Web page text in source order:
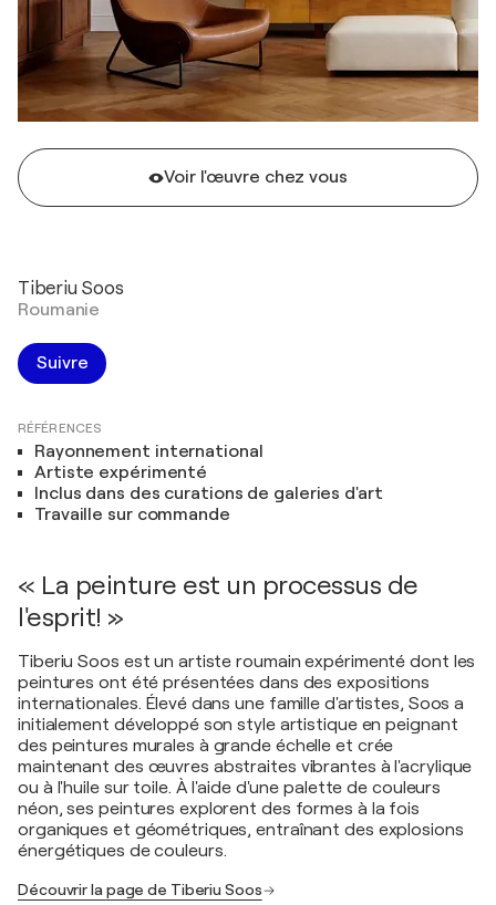
Voir l'œuvre chez vous
Tiberiu Soos
Roumanie
Suivre
RÉFÉRENCES
Rayonnement international
Artiste expérimenté
Inclus dans des curations de galeries d'art
Travaille sur commande
« La peinture est un processus de
l'esprit! »
Tiberiu Soos est un artiste roumain expérimenté dont les
peintures ont été présentées dans des expositions
internationales. Élevé dans une famille d'artistes, Soos a
initialement développé son style artistique en peignant
des peintures murales à grande échelle et crée
maintenant des œuvres abstraites vibrantes à l'acrylique
ou à l'huile sur toile. À l'aide d'une palette de couleurs
néon, ses peintures explorent des formes à la fois
organiques et géométriques, entraînant des explosions
énergétiques de couleurs.
Découvrir la page de Tiberiu Soos